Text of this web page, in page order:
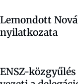
Lemondott
nyilatkozata
ENSZ-